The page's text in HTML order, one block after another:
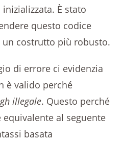
È stato
questo codice
costrutto più robusto.
di errore ci evidenzia
è valido perché
illegale. Questo perché
al seguente
basata